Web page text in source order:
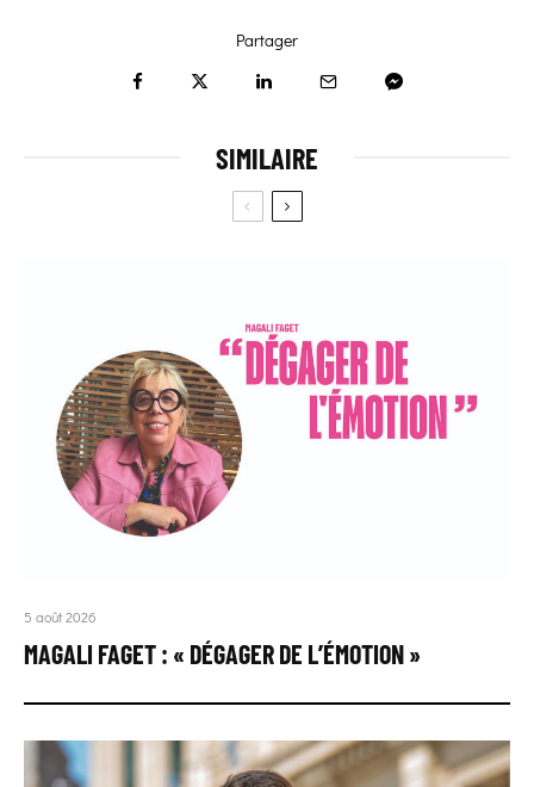
Partager
SIMILAIRE
5 août 2026
MAGALI FAGET : « DÉGAGER DE L’ÉMOTION »